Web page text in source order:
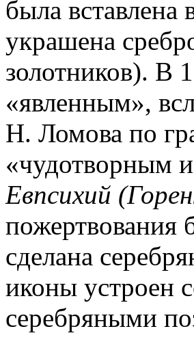
была
украшена
золотников). В
«явленным»,
Н. Ломова по
«чудотворным
Евпсихий
пожертвования
сделана
иконы устроен
серебряными